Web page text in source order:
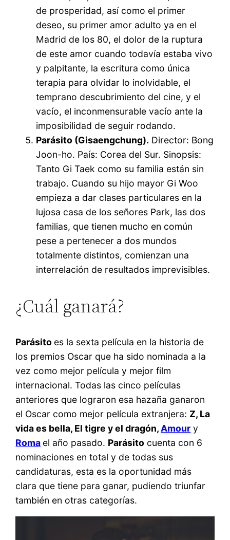
de prosperidad, así como el primer
deseo, su primer amor adulto ya en el
Madrid de los 80, el dolor de la ruptura
de este amor cuando todavía estaba vivo
y palpitante, la escritura como única
terapia para olvidar lo inolvidable, el
temprano descubrimiento del cine, y el
vacío, el inconmensurable vacío ante la
imposibilidad de seguir rodando.
Parásito (Gisaengchung). Director: Bong
Joon-ho. País: Corea del Sur. Sinopsis:
Tanto Gi Taek como su familia están sin
trabajo. Cuando su hijo mayor Gi Woo
empieza a dar clases particulares en la
lujosa casa de los señores Park, las dos
familias, que tienen mucho en común
pese a pertenecer a dos mundos
totalmente distintos, comienzan una
interrelación de resultados imprevisibles.
¿Cuál ganará?
Parásito es la sexta película en la historia de
los premios Oscar que ha sido nominada a la
vez como mejor película y mejor film
internacional. Todas las cinco películas
anteriores que lograron esa hazaña ganaron
el Oscar como mejor película extranjera: Z, La
vida es bella, El tigre y el dragón, Amour y
Roma el año pasado. Parásito cuenta con 6
nominaciones en total y de todas sus
candidaturas, esta es la oportunidad más
clara que tiene para ganar, pudiendo triunfar
también en otras categorías.